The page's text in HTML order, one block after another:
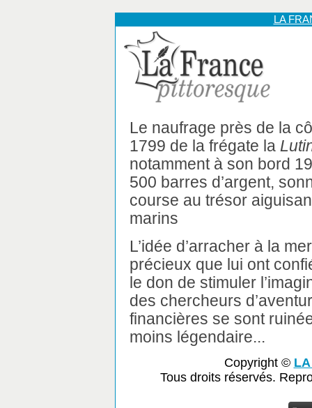
LA
Le naufrage près de la
1799 de la frégate la
notamment à son bord
500 barres d’argent,
course au trésor
marins
L’idée d’arracher à la
précieux que lui ont
le don de stimuler
des chercheurs
financières se sont
moins légendaire...
Copyright ©
Tous droits réservés.